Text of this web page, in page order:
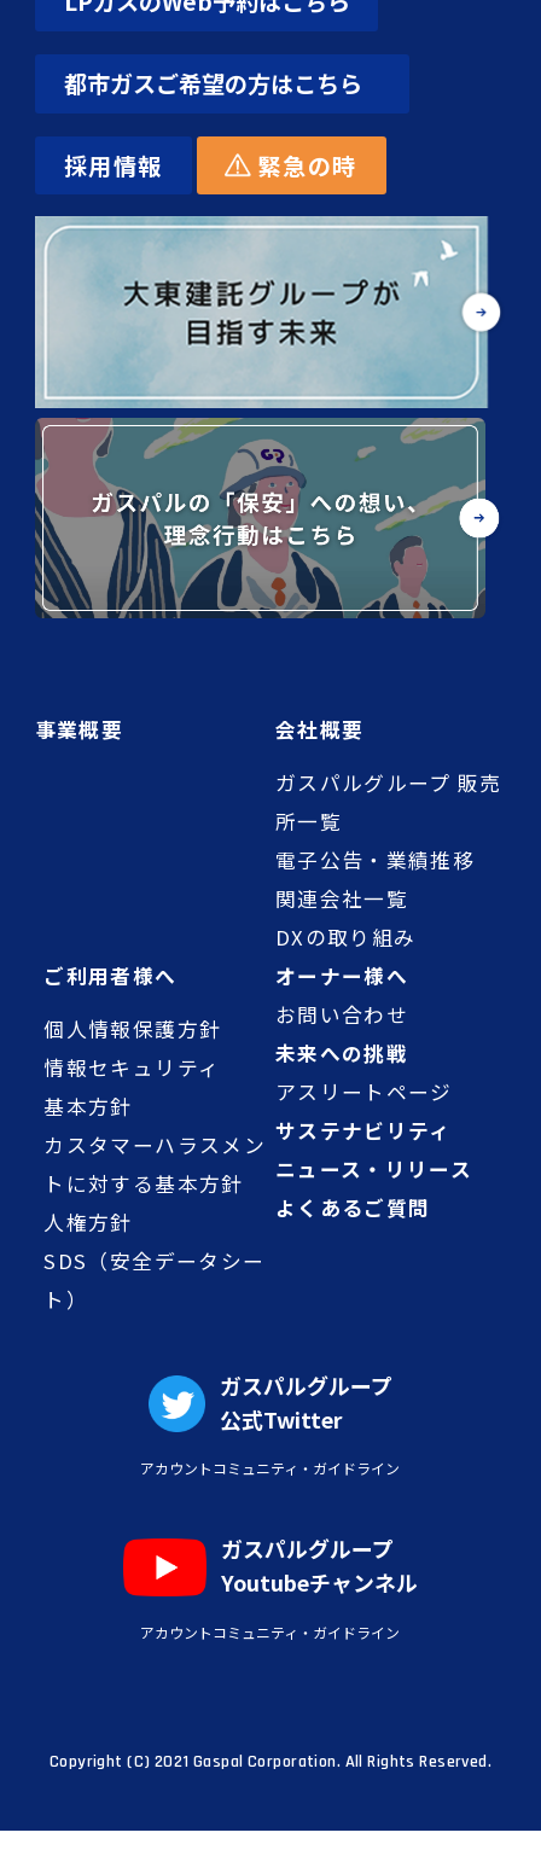
都市ガスご希望の方はこちら
採用情報 緊急の時
事業概要
会社概要
ガスパルグループ 販売
所一覧
電子公告・業績推移
関連会社一覧
DXの取り組み
ご利用者様へ
個人情報保護方針
情報セキュリティ
基本方針
カスタマーハラスメン
トに対する基本方針
人権方針
SDS（安全データシー
ト）
オーナー様へ
お問い合わせ
未来への挑戦
アスリートページ
サステナビリティ
ニュース・リリース
よくあるご質問
ガスパルグループ
公式Twitter
アカウントコミュニティ・ガイドライン
ガスパルグループ
Youtubeチャンネル
アカウントコミュニティ・ガイドライン
Copyright (C) 2021 Gaspal Corporation. All Rights Reserved.